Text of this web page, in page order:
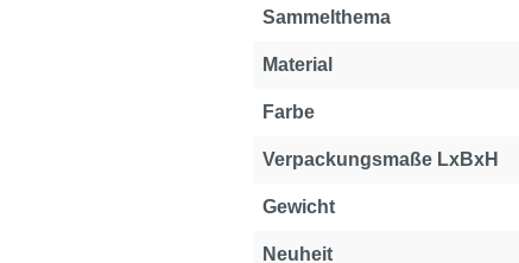
Sammelthema
Material
Farbe
Verpackungsmaße LxBxH
Gewicht
Neuheit